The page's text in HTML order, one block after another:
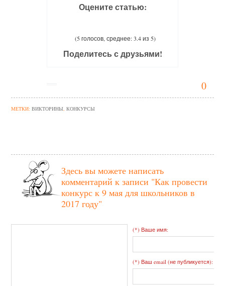
0
Оцените статью:
(5 голосов, среднее: 3.4 из 5)
Поделитесь с друзьями!
МЕТКИ:ВИКТОРИНЫ ,КОНКУРСЫ
Здесь вы можете написать
комментарий к записи "Как провести
конкурс к 9 мая для школьников в
2017 году"
(*) Ваше имя:
(*) Ваш email (не публикуется):